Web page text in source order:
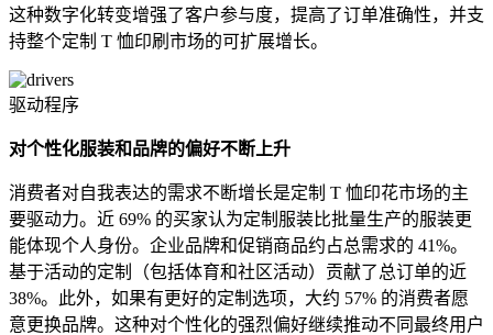
这种数字化转变增强了客户参与度，提高了订单准确性，并支
持整个定制 T 恤印刷市场的可扩展增长。
驱动程序
对个性化服装和品牌的偏好不断上升
消费者对自我表达的需求不断增长是定制 T 恤印花市场的主
要驱动力。近 69% 的买家认为定制服装比批量生产的服装更
能体现个人身份。企业品牌和促销商品约占总需求的 41%。
基于活动的定制（包括体育和社区活动）贡献了总订单的近
38%。此外，如果有更好的定制选项，大约 57% 的消费者愿
意更换品牌。这种对个性化的强烈偏好继续推动不同最终用户